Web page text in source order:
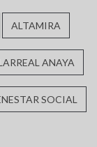
ALTAMIRA
ANAYA
SOCIAL